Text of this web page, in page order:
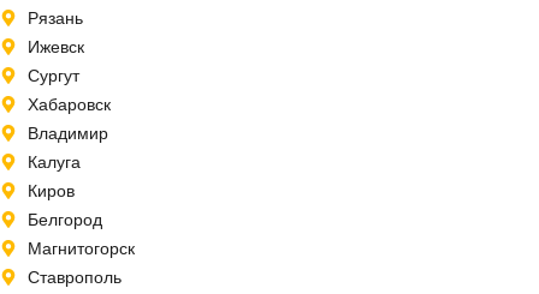
Рязань
Ижевск
Сургут
Хабаровск
Владимир
Калуга
Киров
Белгород
Магнитогорск
Ставрополь